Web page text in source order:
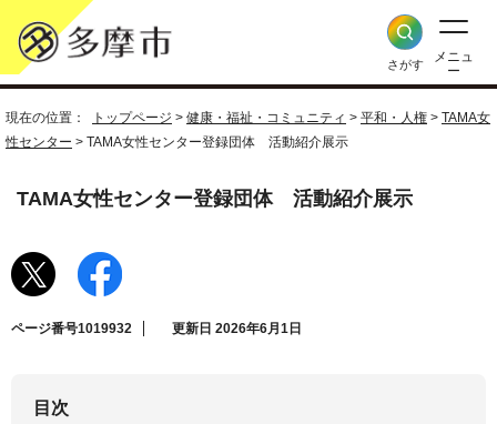
さがす
メニュ
ー
現在の位置： トップページ > 健康・福祉・コミュニティ > 平和・人権 > TAMA女
性センター > TAMA女性センター登録団体 活動紹介展示
TAMA女性センター登録団体 活動紹介展示
ページ番号1019932 更新日 2026年6月1日
目次